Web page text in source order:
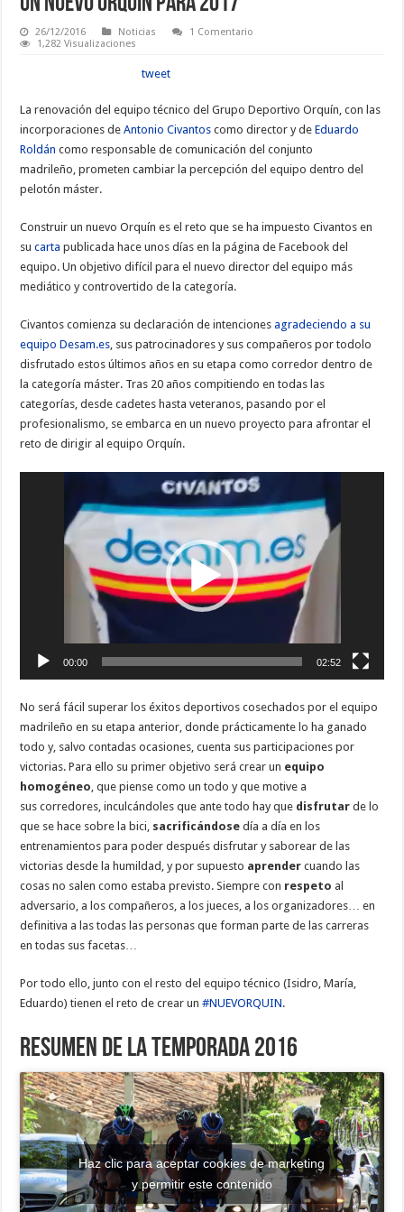
26/12/2016 Noticias
1 Comentario
1,282 Visualizaciones
tweet
La renovación del equipo técnico del Grupo Deportivo Orquín, con las
incorporaciones deAntonio Civantos como director y deEduardo
Roldán como responsable de comunicación del conjunto
madrileño, prometen cambiar la percepción del equipo dentro del
pelotón máster.
Construir un nuevo Orquín es el reto que se ha impuesto Civantos en
sucarta publicada hace unos días en la página de Facebook del
equipo. Un objetivo difícil para el nuevo director del equipo más
mediático y controvertido de la categoría.
Civantos comienza su declaración de intencionesagradeciendo a su
equipo Desam.es , sus patrocinadores y sus compañeros por todolo
disfrutado estos últimos años en su etapa como corredor dentro de
la categoría máster. Tras 20 años compitiendo en todas las
categorías, desde cadetes hasta veteranos, pasando por el
profesionalismo, se embarca en un nuevo proyecto para afrontar el
reto de dirigir al equipo Orquín.
00:00 02:52
No será fácil superar los éxitos deportivos cosechados por el equipo
madrileño en su etapa anterior, donde prácticamente lo ha ganado
todo y, salvo contadas ocasiones, cuenta sus participaciones por
victorias. Para ello su primer objetivo será crear un equipo
homogéneo , que piense como un todo y que motive a
sus corredores, inculcándoles que ante todo hay que disfrutar de lo
que se hace sobre la bici, sacrificándose día a día en los
entrenamientos para poder después disfrutar y saborear de las
victorias desde la humildad, y por supuesto aprender cuando las
cosas no salen como estaba previsto. Siempre con respeto al
adversario, a los compañeros, a los jueces, a los organizadores… en
definitiva a las todas las personas que forman parte de las carreras
en todas sus facetas…
Por todo ello, junto con el resto del equipo técnico (Isidro, María,
Eduardo) tienen el reto de crear un#NUEVORQUIN.
Resumen de la temporada 2016
Haz clic para aceptar cookies de marketing
y permitir este contenido